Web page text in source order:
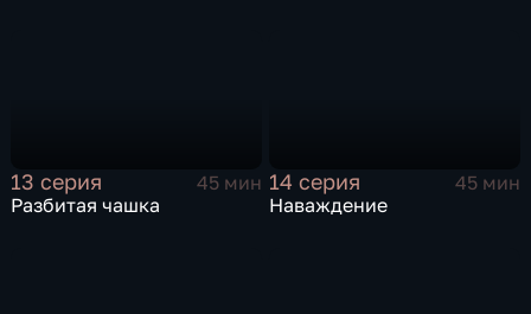
13 серия
45 мин
Разбитая чашка
14 серия
45 мин
Наваждение